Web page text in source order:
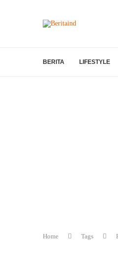
BERITA LIFESTYLE
Home Tags